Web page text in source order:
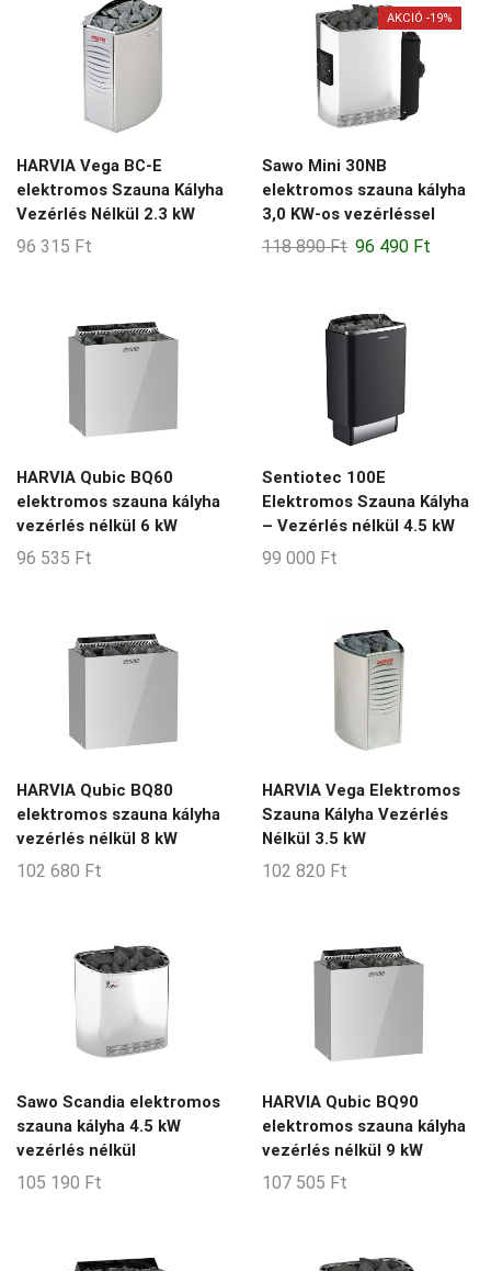
3-7-m3
3-9-m3
4-5-m3
4-7-m3
4-8-m3
45-70-m3
5-13-m3
5-8-m3
6-10-m3
6-13-m3
6-8-m3
7-8-m3
8-12-m3
8-15-m3
8-20-m3
8-24-m3
9-14-m3
9-15-m3
9-18-m3
9-30-m3
HARVIA Vega BC-E
elektromos Szauna Kályha
Vezérlés Nélkül 2.3 kW
96 315 Ft
AKCIÓ -19%
Sawo Mini 30NB
elektromos szauna kályha
3,0 KW-os vezérléssel
118 890Ft Original
118
96 490 Ft
HARVIA Qubic BQ60
elektromos szauna kályha
vezérlés nélkül 6 kW
96 535 Ft
Sentiotec 100E
Elektromos Szauna Kályha
– Vezérlés nélkül 4.5 kW
99 000 Ft
HARVIA Qubic BQ80
elektromos szauna kályha
vezérlés nélkül 8 kW
102 680 Ft
HARVIA Vega Elektromos
Szauna Kályha Vezérlés
Nélkül 3.5 kW
102 820 Ft
Sawo Scandia elektromos
szauna kályha 4.5 kW
vezérlés nélkül
105 190 Ft
HARVIA Qubic BQ90
elektromos szauna kályha
vezérlés nélkül 9 kW
107 505 Ft